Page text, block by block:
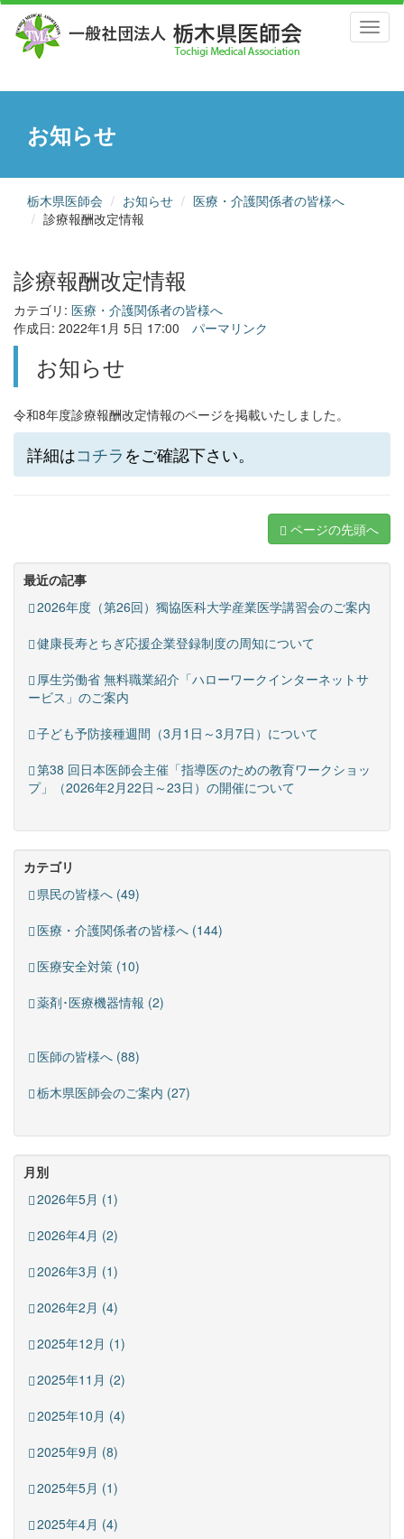
お知らせ
栃木県医師会 お知らせ
医療・介護関係者の皆様へ
診療報酬改定情報
診療報酬改定情報
カテゴリ: 医療・介護関係者の皆様へ
作成日: 2022年1月 5日 17:00
パーマリンク
お知らせ
令和8年度診療報酬改定情報のページを掲載いたしました。
詳細はコチラをご確認下さい。
ページの先頭へ
最近の記事
2026年度（第26回）獨協医科大学産業医学講習会のご案内
健康長寿とちぎ応援企業登録制度の周知について
厚生労働省 無料職業紹介「ハローワークインターネットサ
ービス」のご案内
子ども予防接種週間（3月1日～3月7日）について
第38 回日本医師会主催「指導医のための教育ワークショッ
プ」（2026年2月22日～23日）の開催について
カテゴリ
県民の皆様へ (49)
医療・介護関係者の皆様へ (144)
医療安全対策 (10)
薬剤･医療機器情報 (2)
医師の皆様へ (88)
栃木県医師会のご案内 (27)
月別
2026年5月 (1)
2026年4月 (2)
2026年3月 (1)
2026年2月 (4)
2025年12月 (1)
2025年11月 (2)
2025年10月 (4)
2025年9月 (8)
2025年5月 (1)
2025年4月 (4)